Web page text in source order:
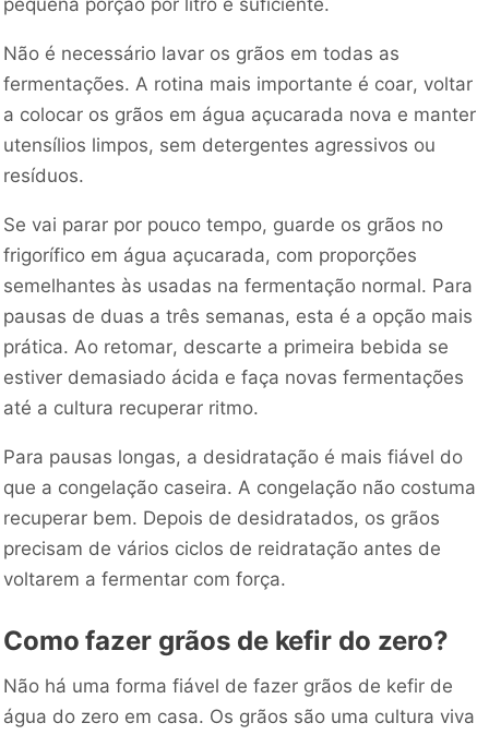
pequena porção por litro é suficiente.
Não é necessário lavar os grãos em todas as
fermentações. A rotina mais importante é coar, voltar
a colocar os grãos em água açucarada nova e manter
utensílios limpos, sem detergentes agressivos ou
resíduos.
Se vai parar por pouco tempo, guarde os grãos no
frigorífico em água açucarada, com proporções
semelhantes às usadas na fermentação normal. Para
pausas de duas a três semanas, esta é a opção mais
prática. Ao retomar, descarte a primeira bebida se
estiver demasiado ácida e faça novas fermentações
até a cultura recuperar ritmo.
Para pausas longas, a desidratação é mais fiável do
que a congelação caseira. A congelação não costuma
recuperar bem. Depois de desidratados, os grãos
precisam de vários ciclos de reidratação antes de
voltarem a fermentar com força.
Como fazer grãos de kefir do zero?
Não há uma forma fiável de fazer grãos de kefir de
água do zero em casa. Os grãos são uma cultura viva